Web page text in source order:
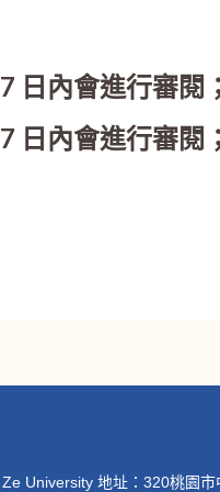
日內會進行審閱
日內會進行審閱
University 地址：320桃園